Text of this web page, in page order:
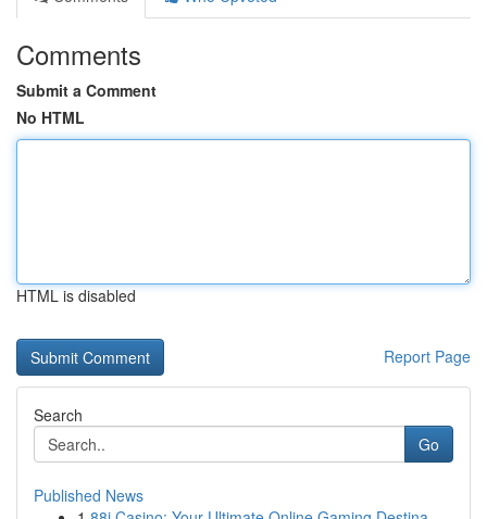
Comments
Submit a Comment
No HTML
HTML is disabled
Report Page
Search
Go
Published News